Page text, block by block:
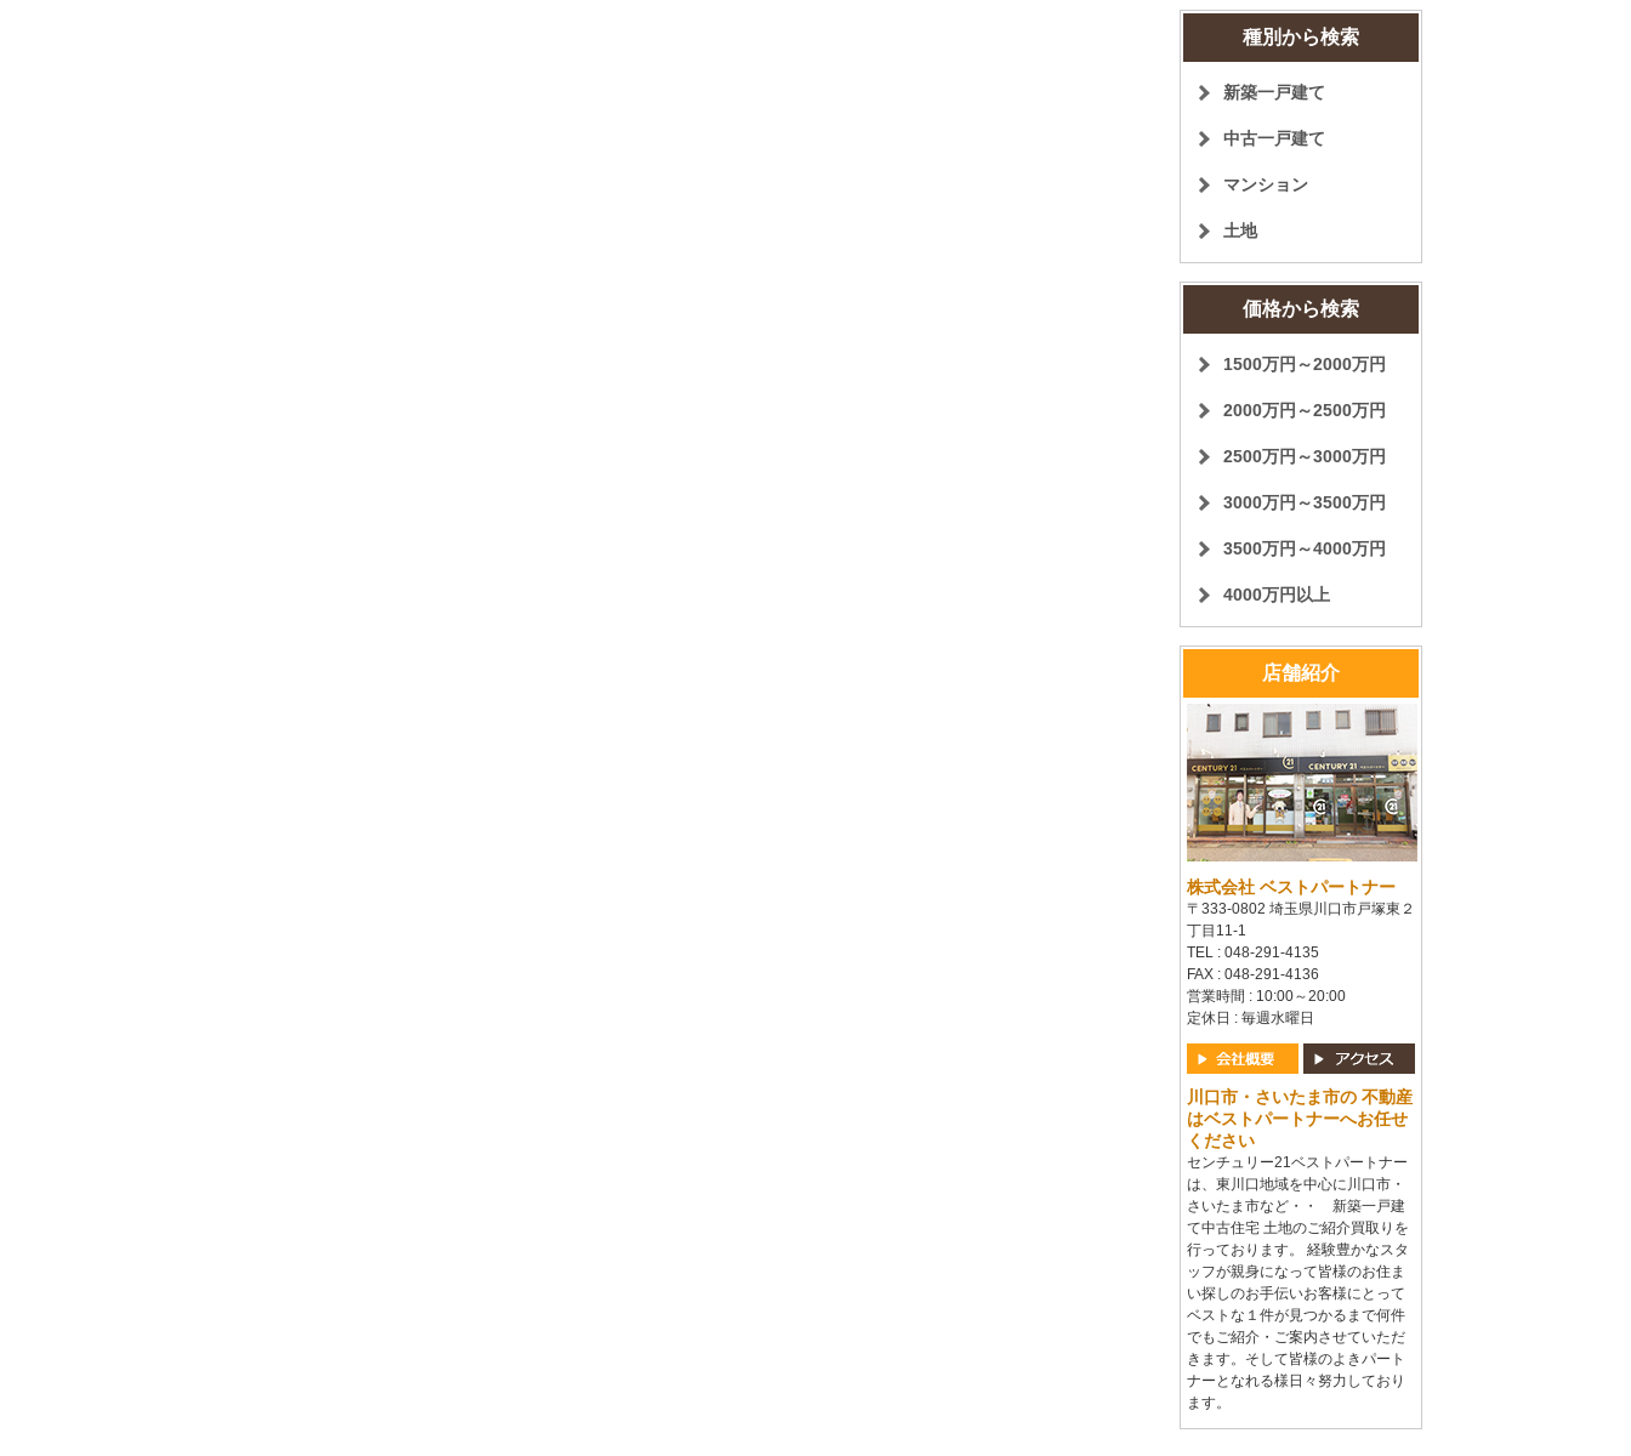
種別から検索
新築一戸建て
中古一戸建て
マンション
土地
価格から検索
1500万円～2000万円
2000万円～2500万円
2500万円～3000万円
3000万円～3500万円
3500万円～4000万円
4000万円以上
店舗紹介
株式会社 ベストパートナー
〒333-0802 埼玉県川口市戸塚東２
丁目11-1
TEL : 048-291-4135
FAX : 048-291-4136
営業時間 : 10:00～20:00
定休日 : 毎週水曜日
川口市・さいたま市の 不動産
はベストパートナーへお任せ
ください
センチュリー21ベストパートナー
は、東川口地域を中心に川口市・
さいたま市など・・ 新築一戸建
て中古住宅 土地のご紹介買取りを
行っております。 経験豊かなスタ
ッフが親身になって皆様のお住ま
い探しのお手伝いお客様にとって
ベストな１件が見つかるまで何件
でもご紹介・ご案内させていただ
きます。そして皆様のよきパート
ナーとなれる様日々努力しており
ます。